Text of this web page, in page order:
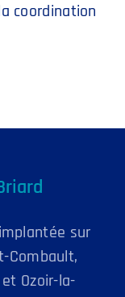
coordination
sur
Combault,
Ozoir-la-